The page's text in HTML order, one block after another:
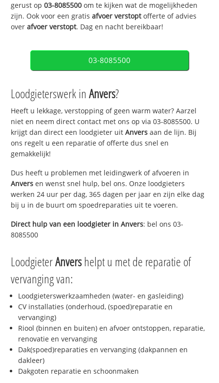
gerust op03-8085500 om te kijken wat de mogelijkheden
zijn. Ook voor een gratisafvoer verstoptofferte of advies
overafvoer verstopt. Dag en nacht bereikbaar!
03-8085500
Loodgieterswerk inAnvers?
Heeft u lekkage, verstopping of geen warm water? Aarzel
niet en neem direct contact met ons op via 03-8085500. U
krijgt dan direct een loodgieter uitAnvers aan de lijn. Bij
ons regelt u een reparatie of offerte dus snel en
gemakkelijk!
Dus heeft u problemen met leidingwerk of afvoeren in
Anvers en wenst snel hulp, bel ons. Onze loodgieters
werken 24 uur per dag, 365 dagen per jaar en zijn elke dag
bij u in de buurt om spoedreparaties uit te voeren.
Direct hulp van een loodgieter inAnvers: bel ons 03-
8085500
LoodgieterAnvershelpt u met de reparatie of
vervanging van:
Loodgieterswerkzaamheden (water- en gasleiding)
CV installaties (onderhoud, (spoed)reparatie en
vervanging)
Riool (binnen en buiten) en afvoer ontstoppen, reparatie,
renovatie en vervanging
Dak(spoed)reparaties en vervanging (dakpannen en
dakleer)
Dakgoten reparatie en schoonmaken